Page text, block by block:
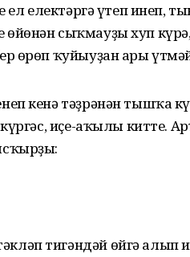
ел електәргә үтеп инеп,
сыҡмауҙы хуп
өрөп ҡуйыуҙан ары
кенә тәҙрәнән тышҡа
иҫе-аҡылы китте.
тигәндәй өйгә алып